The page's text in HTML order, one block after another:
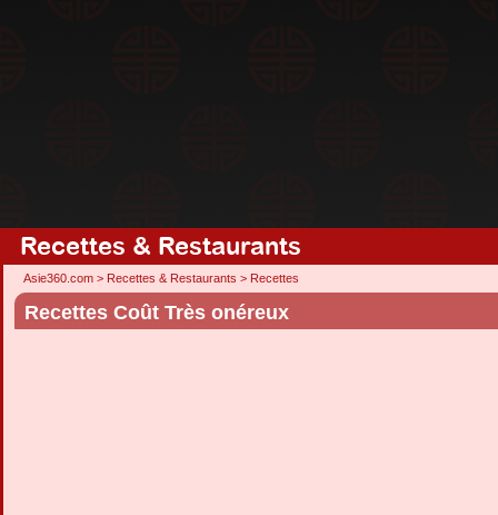
Recettes & Restaurants
Asie360.com > Recettes & Restaurants > Recettes
Recettes Coût Très onéreux